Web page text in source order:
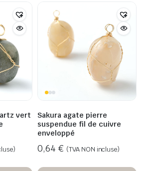
vert
Sakura agate pierre
suspendue fil de cuivre
enveloppé
0,64 € (TVA NON incluse)